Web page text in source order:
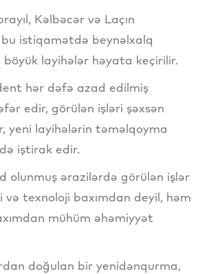
Kəlbəcər və Laçın
bu istiqamətdə beynəlxalq
layihələr həyata keçirilir.
hər dəfə azad edilmiş
edir, görülən işləri şəxsən
yeni layihələrin təməlqoyma
iştirak edir.
olunmuş ərazilərdə görülən işlər
texnoloji baxımdan deyil, həm
mühüm əhəmiyyət
doğulan bir yenidənqurma,